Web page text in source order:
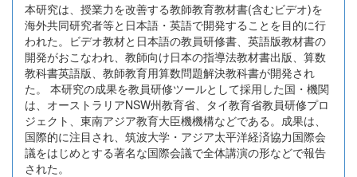
本研究は、授業力を改善する教師教育教材書(含むビデオ)を
海外共同研究者等と日本語・英語で開発することを目的に行
われた。ビデオ教材と日本語の教員研修書、英語版教材書の
開発がおこなわれ、教師向け日本の指導法教材書出版、算数
教科書英語版、教師教育用算数問題解決教科書が開発され
た。 本研究の成果を教員研修ツールとして採用した国・機関
は、オーストラリアNSW州教育省、タイ教育省教員研修プロ
ジェクト、東南アジア教育大臣機機構などである。成果は、
国際的に注目され、筑波大学・アジア太平洋経済協力国際会
議をはじめとする著名な国際会議で全体講演の形などで報告
された。